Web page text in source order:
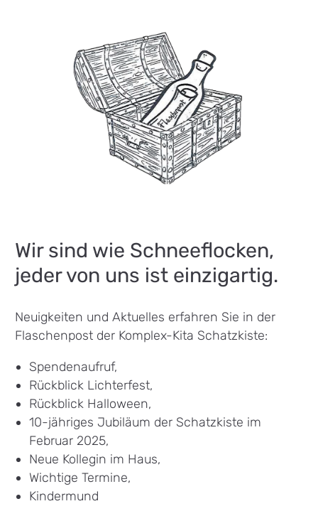
Wir sind wie Schneeflocken,
jeder von uns ist einzigartig.
Neuigkeiten und Aktuelles erfahren Sie in der
Flaschenpost der Komplex-Kita Schatzkiste:
Spendenaufruf,
Rückblick Lichterfest,
Rückblick Halloween,
10-jähriges Jubiläum der Schatzkiste im
Februar 2025,
Neue Kollegin im Haus,
Wichtige Termine,
Kindermund